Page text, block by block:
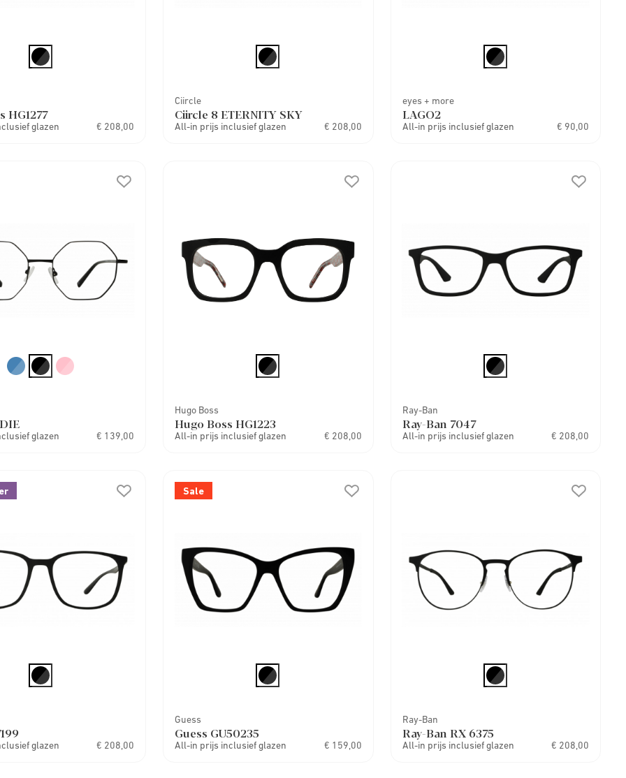
HG1277
glazen € 208,00
Ciircle
Ciircle 8 ETERNITY SKY
All-in prijs inclusief glazen € 208,00
eyes + more
LAGO2
All-in prijs inclusief glazen € 90,00
glazen € 139,00
Hugo Boss
Hugo Boss HG1223
All-in prijs inclusief glazen € 208,00
Ray-Ban
Ray-Ban 7047
All-in prijs inclusief glazen € 208,00
glazen € 208,00
Sale
Guess
Guess GU50235
All-in prijs inclusief glazen € 159,00
Ray-Ban
Ray-Ban RX 6375
All-in prijs inclusief glazen € 208,00